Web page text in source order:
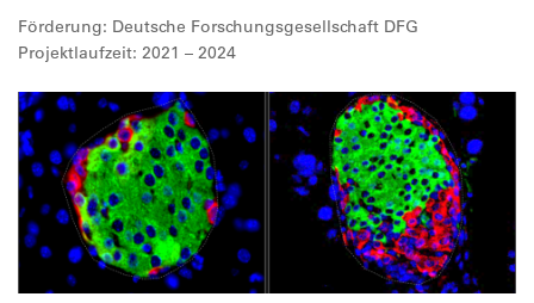
Förderung: Deutsche Forschungsgesellschaft DFG
Projektlaufzeit: 2021 – 2024